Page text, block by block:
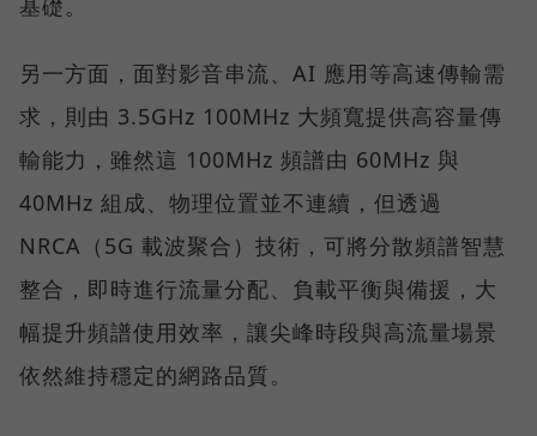
另一方面，面對影音串流、AI 應用等高速傳輸需
求，則由 3.5GHz 100MHz 大頻寬提供高容量傳
輸能力，雖然這 100MHz 頻譜由 60MHz 與
40MHz 組成、物理位置並不連續，但透過
NRCA（5G 載波聚合）技術，可將分散頻譜智慧
整合，即時進行流量分配、負載平衡與備援，大
幅提升頻譜使用效率，讓尖峰時段與高流量場景
依然維持穩定的網路品質。